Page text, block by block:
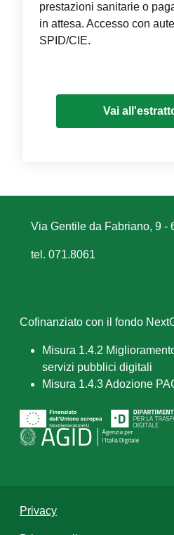
prestazioni sanitarie o
in attesa. Accesso con
SPID/CIE.
Vai
Via Gentile da Fabriano, 9 -
tel. 071.8061
Cofinanziato con il fondo
Misura 1.4.2
servizi pubblici digitali
Misura 1.4.3 Adozione
Privacy